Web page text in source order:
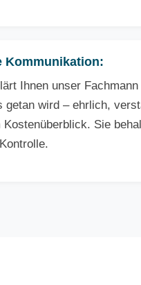
Kommunikation:
Ihnen unser
getan wird – ehrlich,
Kostenüberblick. Sie